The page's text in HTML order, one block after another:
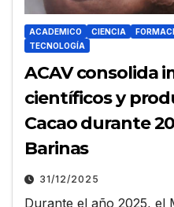
ACADEMICO CIENCIA
TECNOLOGÍA
ACAV consolida
científicos y
Cacao durante
Barinas
31/12/2025
Durante el año 2025, el